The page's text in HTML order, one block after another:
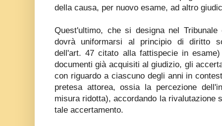
della causa, per nuovo esame, ad altro
Quest'ultimo, che si designa nel
dovrà uniformarsi al principio di diritto
dell'art. 47 citato alla fattispecie in
documenti già acquisiti al giudizio, gli
con riguardo a ciascuno degli anni in
pretesa attorea, ossia la percezione
misura ridotta), accordando la rivalutazione
tale accertamento.